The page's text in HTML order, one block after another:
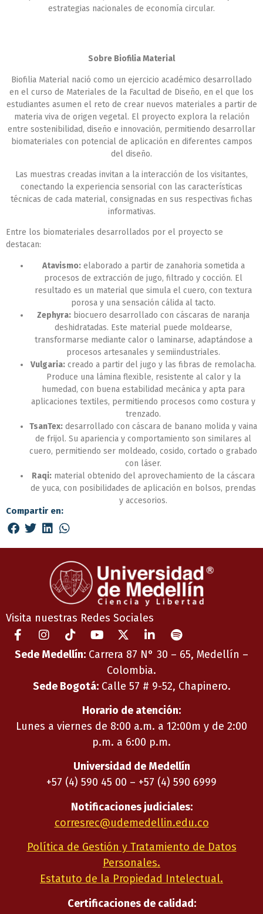
estrategias nacionales de economía circular.
Sobre Biofilia Material
Biofilia Material nació como un ejercicio académico desarrollado
en el curso de Materiales de la Facultad de Diseño, en el que los
estudiantes asumen el reto de crear nuevos materiales a partir de
materia viva de origen vegetal. El proyecto explora la relación
entre sostenibilidad, diseño e innovación, permitiendo desarrollar
biomateriales con potencial de aplicación en diferentes campos
del diseño.
Las muestras creadas invitan a la interacción de los visitantes,
conectando la experiencia sensorial con las características
técnicas de cada material, consignadas en sus respectivas fichas
informativas.
Entre los biomateriales desarrollados por el proyecto se
destacan:
Atavismo:elaborado a partir de zanahoria sometida a
procesos de extracción de jugo, filtrado y cocción. El
resultado es un material que simula el cuero, con textura
porosa y una sensación cálida al tacto.
Zephyra: biocuero desarrollado con cáscaras de naranja
deshidratadas. Este material puede moldearse,
transformarse mediante calor o laminarse, adaptándose a
procesos artesanales y semiindustriales.
Vulgaria: creado a partir del jugo y las fibras de remolacha.
Produce una lámina flexible, resistente al calor y la
humedad, con buena estabilidad mecánica y apta para
aplicaciones textiles, permitiendo procesos como costura y
trenzado.
TsanTex: desarrollado con cáscara de banano molida y vaina
de frijol. Su apariencia y comportamiento son similares al
cuero, permitiendo ser moldeado, cosido, cortado o grabado
con láser.
Raqi: material obtenido del aprovechamiento de la cáscara
de yuca, con posibilidades de aplicación en bolsos, prendas
y accesorios.
Compartir en:
Visita nuestras Redes Sociales
Sede Medellín: Carrera 87 N° 30 – 65, Medellín –
Colombia.
Sede Bogotá:Calle 57 # 9-52, Chapinero.
Horario de atención:
Lunes a viernes de 8:00 a.m. a 12:00m y de 2:00
p.m. a 6:00 p.m.
Universidad de Medellín
+57 (4) 590 45 00 – +57 (4) 590 6999
Notificaciones judiciales:
corresrec@udemedellin.edu.co
Política de Gestión y Tratamiento de Datos
Personales.
Estatuto de la Propiedad Intelectual.
Certificaciones de calidad: